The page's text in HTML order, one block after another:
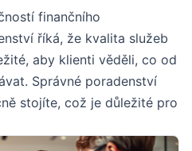
finančního
říká, že kvalita služeb
aby klienti věděli, co od
Správné poradenství
stojíte, což je důležité pro